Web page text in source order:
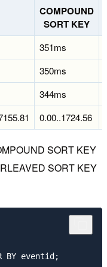
COMPOUND
SORT KEY
351ms
350ms
344ms
0.00..1724.56
SORT KEY
SORT KEY
BY eventid;